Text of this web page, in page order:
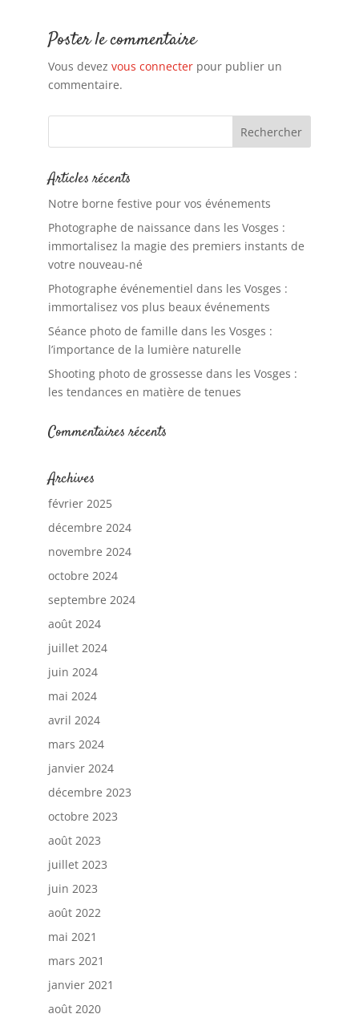
Poster le commentaire
Vous devez vous connecterpour publier un
commentaire.
Articles récents
Notre borne festive pour vos événements
Photographe de naissance dans les Vosges :
immortalisez la magie des premiers instants de
votre nouveau-né
Photographe événementiel dans les Vosges :
immortalisez vos plus beaux événements
Séance photo de famille dans les Vosges :
l’importance de la lumière naturelle
Shooting photo de grossesse dans les Vosges :
les tendances en matière de tenues
Commentaires récents
Archives
février 2025
décembre 2024
novembre 2024
octobre 2024
septembre 2024
août 2024
juillet 2024
juin 2024
mai 2024
avril 2024
mars 2024
janvier 2024
décembre 2023
octobre 2023
août 2023
juillet 2023
juin 2023
août 2022
mai 2021
mars 2021
janvier 2021
août 2020